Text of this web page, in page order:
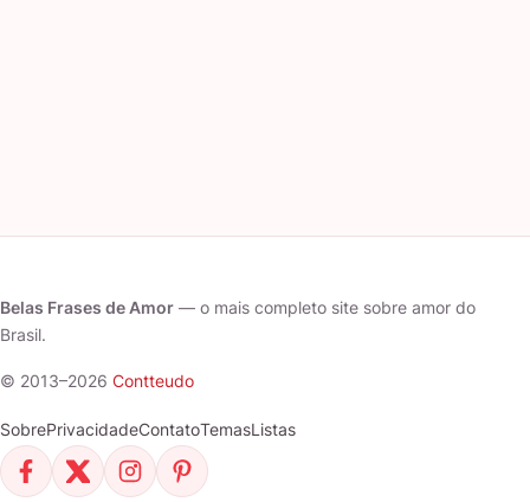
Belas Frases de Amor — o mais completo site sobre amor do
Brasil.
© 2013–2026 Contteudo
SobrePrivacidadeContatoTemasListas